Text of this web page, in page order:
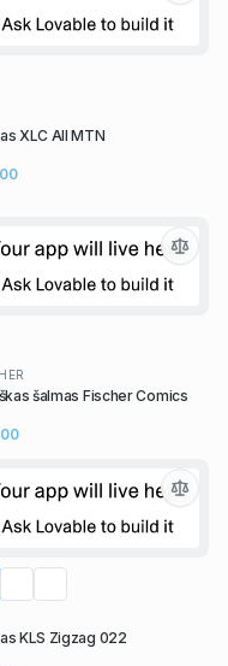
XLC All MTN
šalmas Fischer Comics
KLS Zigzag 022